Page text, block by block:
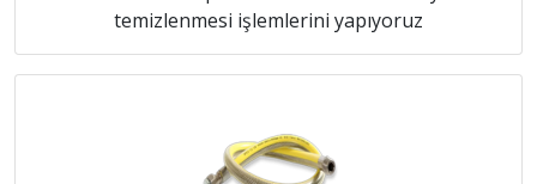
temizlenmesi işlemlerini yapıyoruz